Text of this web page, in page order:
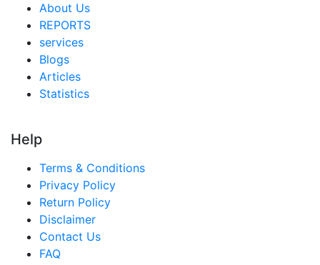
東南アジア 都市農業市場
中東・アフリカ 都市農業市場
アラブ首長国連邦 都市農業市場
サウジアラビア 都市農業市場
ナイジェリア 都市農業市場
トルコ 都市農業市場
中南米 都市農業市場
ブラジル 都市農業市場
About Us
REPORTS
services
Blogs
Articles
Statistics
Help
Terms & Conditions
Privacy Policy
Return Policy
Disclaimer
Contact Us
FAQ